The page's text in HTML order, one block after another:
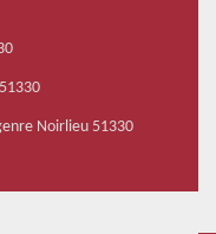
Noirlieu 51330